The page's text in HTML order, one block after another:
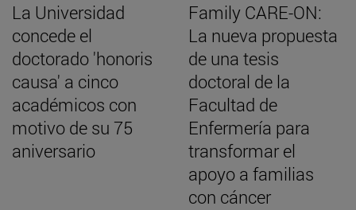
La Universidad
concede el
doctorado 'honoris
causa' a cinco
académicos con
motivo de su 75
aniversario
Family CARE-ON:
La nueva propuesta
de una tesis
doctoral de la
Facultad de
Enfermería para
transformar el
apoyo a familias
con cáncer